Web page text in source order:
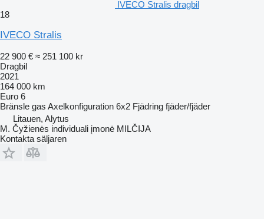
IVECO Stralis dragbil
18
IVECO Stralis
22 900 € ≈ 251 100 kr
Dragbil
2021
164 000 km
Euro 6
Bränsle gas Axelkonfiguration 6x2 Fjädring fjäder/fjäder
Litauen, Alytus
M. Čyžienės individuali įmonė MILČIJA
Kontakta säljaren